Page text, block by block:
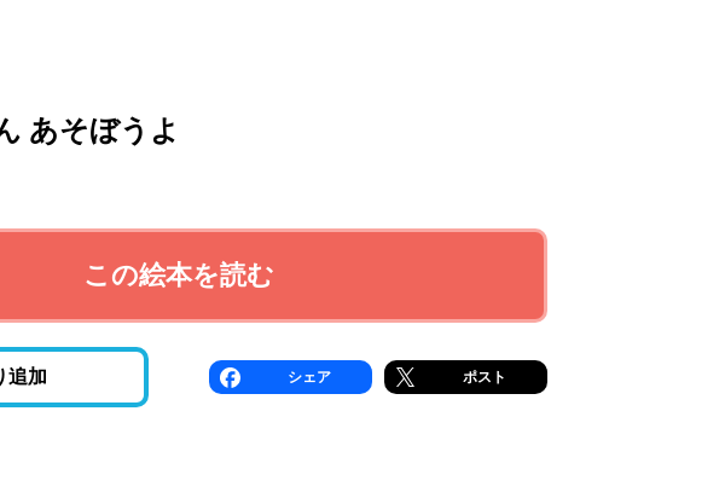
あそぼうよ
この絵本を読む
追加 シェア ポスト